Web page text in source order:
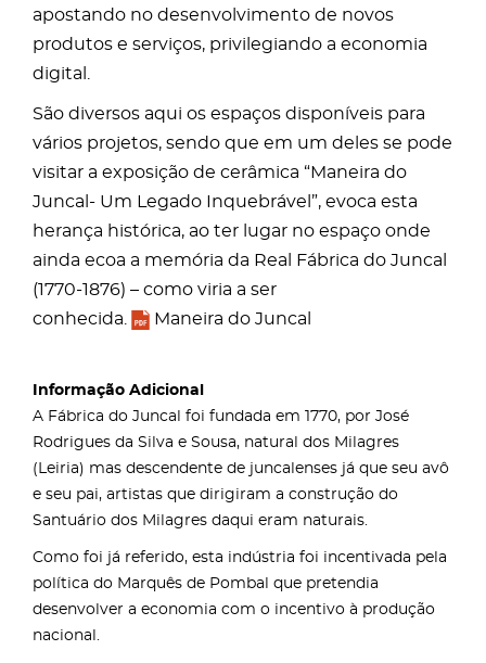
apostando no desenvolvimento de novos
produtos e serviços, privilegiando a economia
digital.
São diversos aqui os espaços disponíveis para
vários projetos, sendo que em um deles se pode
visitar a exposição de cerâmica “Maneira do
Juncal- Um Legado Inquebrável”, evoca esta
herança histórica, ao ter lugar no espaço onde
ainda ecoa a memória da Real Fábrica do Juncal
(1770-1876) – como viria a ser
conhecida.
Maneira do Juncal
Informação Adicional
A Fábrica do Juncal foi fundada em 1770, por José
Rodrigues da Silva e Sousa, natural dos Milagres
(Leiria) mas descendente de juncalenses já que seu avô
e seu pai, artistas que dirigiram a construção do
Santuário dos Milagres daqui eram naturais.
Como foi já referido, esta indústria foi incentivada pela
política do Marquês de Pombal que pretendia
desenvolver a economia com o incentivo à produção
nacional.